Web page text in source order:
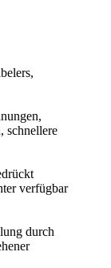
schnellere
verfügbar
durch